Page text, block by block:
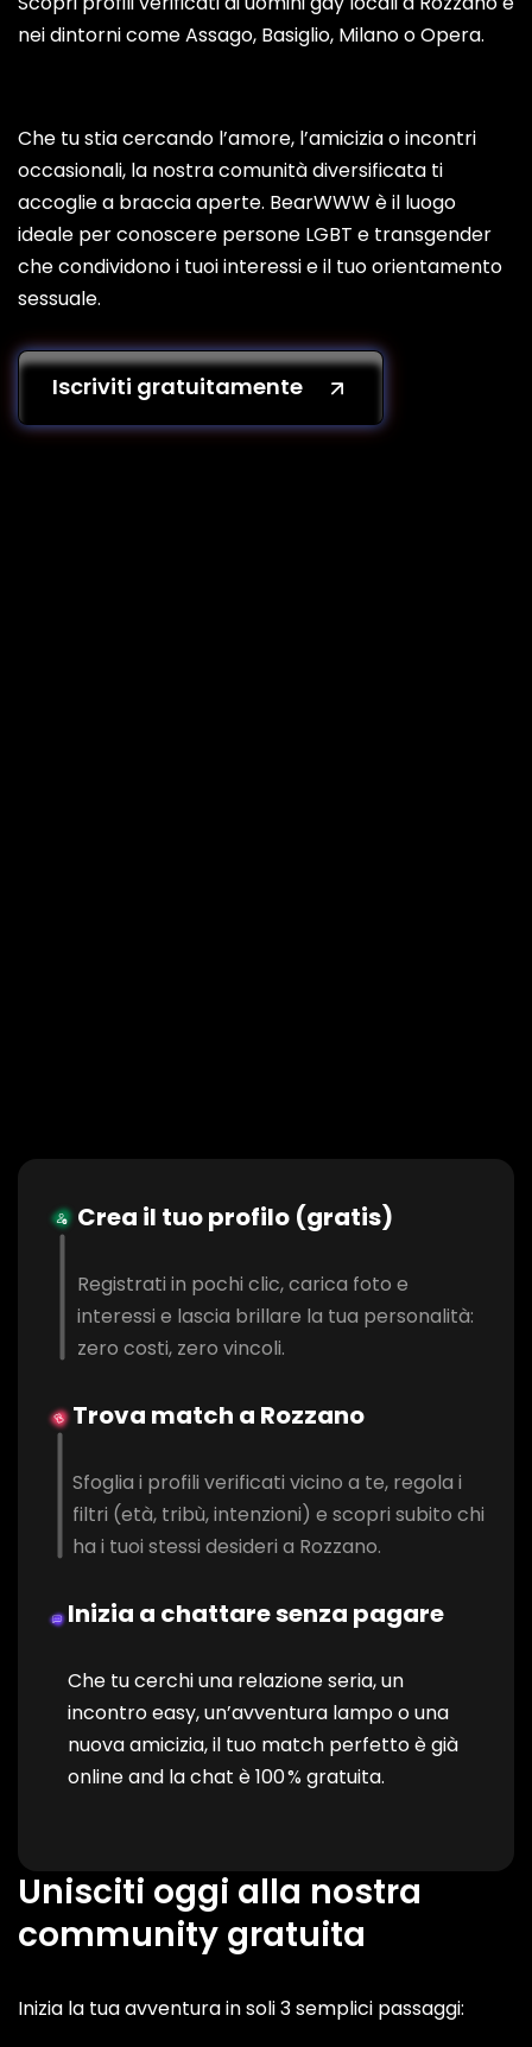
nei dintorni come Assago, Basiglio, Milano o Opera.
Che tu stia cercando l’amore, l’amicizia o incontri
occasionali, la nostra comunità diversificata ti
accoglie a braccia aperte. BearWWW è il luogo
ideale per conoscere persone LGBT e transgender
che condividono i tuoi interessi e il tuo orientamento
sessuale.
Iscriviti gratuitamente
Crea il tuo profilo (gratis)
Registrati in pochi clic, carica foto e
interessi e lascia brillare la tua personalità:
zero costi, zero vincoli.
Trova match a Rozzano
Sfoglia i profili verificati vicino a te, regola i
filtri (età, tribù, intenzioni) e scopri subito chi
ha i tuoi stessi desideri a Rozzano.
Inizia a chattare senza pagare
Che tu cerchi una relazione seria, un
incontro easy, un’avventura lampo o una
nuova amicizia, il tuo match perfetto è già
online and la chat è 100 % gratuita.
Unisciti oggi alla nostra
community gratuita
Inizia la tua avventura in soli 3 semplici passaggi: